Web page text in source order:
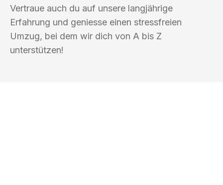
Vertraue auch du auf unsere langjährige
Erfahrung und geniesse einen stressfreien
Umzug, bei dem wir dich von A bis Z
unterstützen!